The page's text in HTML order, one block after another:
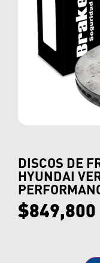
DISCOS DE
HYUNDAI
$849,800